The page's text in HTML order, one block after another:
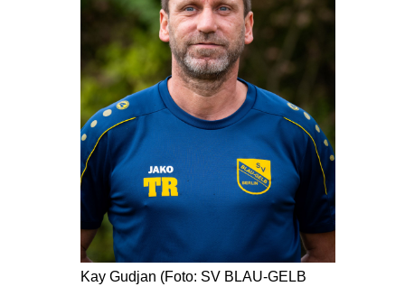
Kay Gudjan (Foto: SV BLAU-GELB